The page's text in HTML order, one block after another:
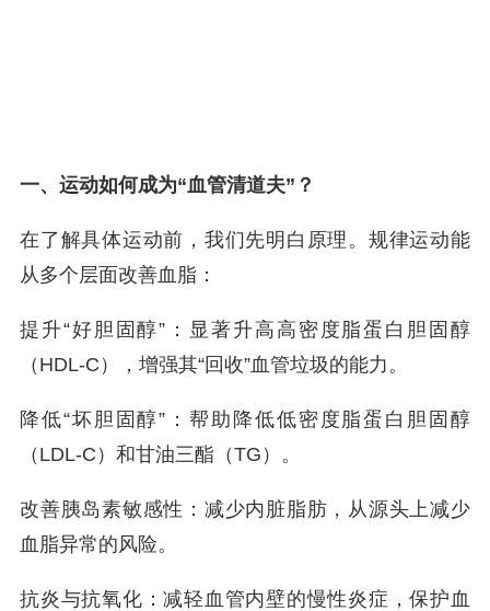
一、运动如何成为“血管清道夫”？
在了解具体运动前，我们先明白原理。规律运动能
从多个层面改善血脂：
提升“好胆固醇”：显著升高高密度脂蛋白胆固醇
（HDL-C），增强其“回收”血管垃圾的能力。
降低“坏胆固醇”：帮助降低低密度脂蛋白胆固醇
（LDL-C）和甘油三酯（TG）。
改善胰岛素敏感性：减少内脏脂肪，从源头上减少
血脂异常的风险。
抗炎与抗氧化：减轻血管内壁的慢性炎症，保护血